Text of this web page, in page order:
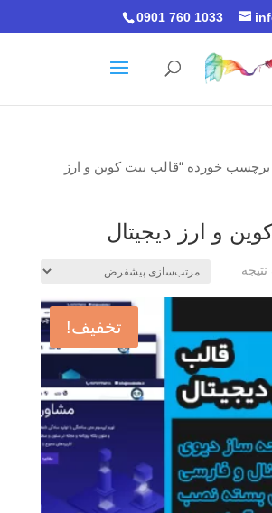
0901 760 1033
خورده “قالب بیت کوین و ارز
و ارز دیجیتال
تخفیف!